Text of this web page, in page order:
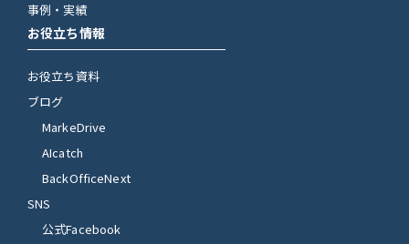
事例・実績
お役立ち情報
お役立ち資料
ブログ
MarkeDrive
AIcatch
BackOfficeNext
SNS
公式Facebook